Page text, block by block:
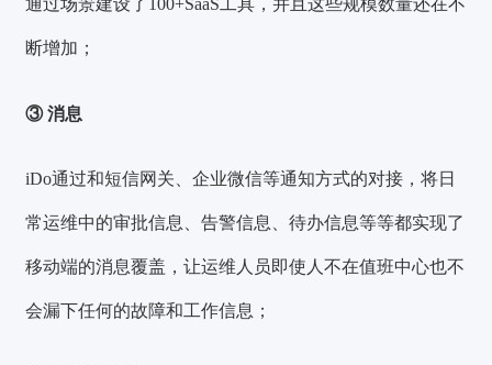
通过场景建设了 100+SaaS 工具，并且这些规模数量还在不
断增加；
③ 消息
iDo通过和短信网关、企业微信等通知方式的对接，将日
常运维中的审批信息、告警信息、待办信息等等都实现了
移动端的消息覆盖，让运维人员即使人不在值班中心也不
会漏下任何的故障和工作信息；